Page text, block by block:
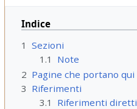
Indice
1 Sezioni
1.1
Note
2 Pagine che portano qui
3 Riferimenti
3.1
Riferimenti diretti